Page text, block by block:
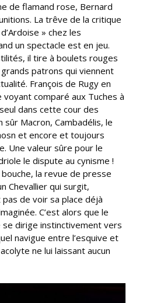
de flamand rose, Bernard
La trêve de la critique
» chez les
un spectacle est en jeu.
il tire à boulets rouges
patrons qui viennent
François de Rugy en
comparé aux Tuches à
dans cette cour des
sûr Macron, Cambadélis, le
et encore et toujours
Une valeur sûre pour le
le dispute au cynisme !
la revue de presse
Chevallier qui surgit,
de voir sa place déjà
C’est alors que le
dirige instinctivement vers
navigue entre l’esquive et
ne lui laissant aucun